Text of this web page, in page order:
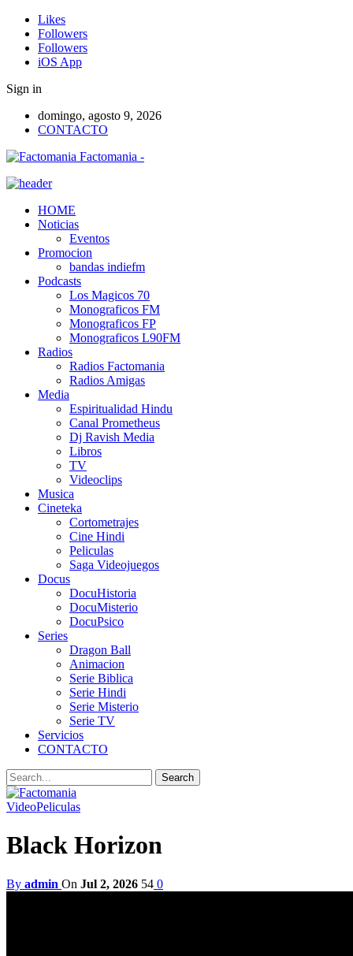
Likes
Followers
Followers
iOS App
Sign in
domingo, agosto 9, 2026
CONTACTO
Factomania -
HOME
Noticias
Eventos
Promocion
bandas indiefm
Podcasts
Los Magicos 70
Monograficos FM
Monograficos FP
Monograficos L90FM
Radios
Radios Factomania
Radios Amigas
Media
Espiritualidad Hindu
Canal Prometheus
Dj Ravish Media
Libros
TV
Videoclips
Musica
Cineteka
Cortometrajes
Cine Hindi
Peliculas
Saga Videojuegos
Docus
DocuHistoria
DocuMisterio
DocuPsico
Series
Dragon Ball
Animacion
Serie Biblica
Serie Hindi
Serie Misterio
Serie TV
Servicios
CONTACTO
VideoPeliculas
Black Horizon
By admin On Jul 2, 2026 54 0